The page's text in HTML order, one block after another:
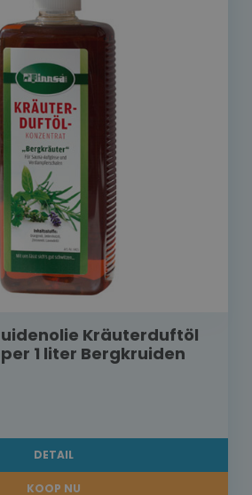
Kräuterduftöl
1 liter Bergkruiden
DETAIL
KOOP NU